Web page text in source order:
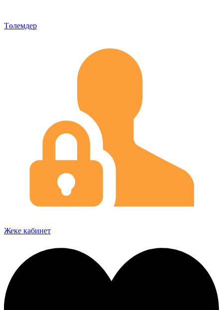
Төлемдер
Жеке кабинет